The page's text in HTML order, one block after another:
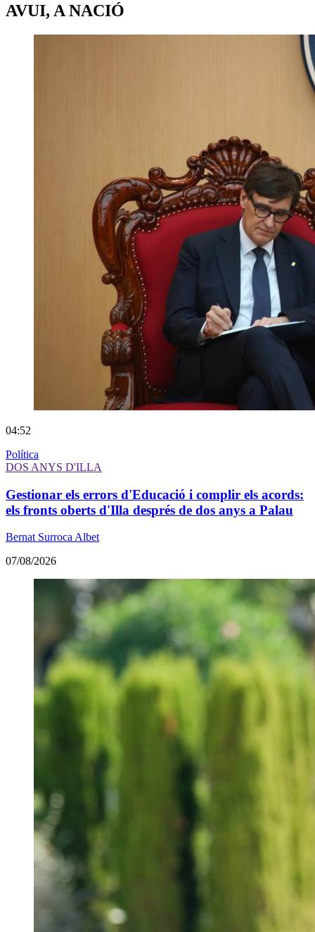
AVUI, A NACIÓ
04:52
Política
DOS ANYS D'ILLA
Gestionar els errors d'Educació i complir els acords:
els fronts oberts d'Illa després de dos anys a Palau
Bernat Surroca Albet
07/08/2026